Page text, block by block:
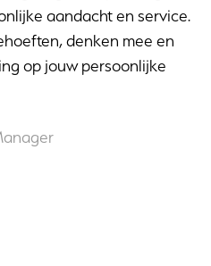
aandacht en service.
denken mee en
op jouw persoonlijke